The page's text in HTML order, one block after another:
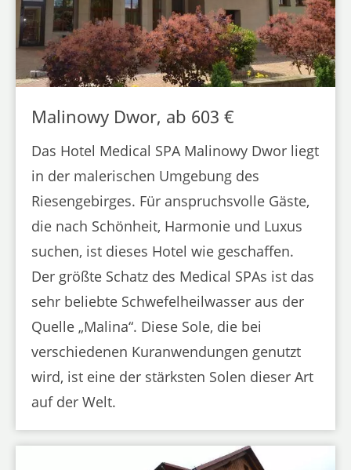
Malinowy Dwor, ab 603 €
Das Hotel Medical SPA Malinowy Dwor liegt
in der malerischen Umgebung des
Riesengebirges. Für anspruchsvolle Gäste,
die nach Schönheit, Harmonie und Luxus
suchen, ist dieses Hotel wie geschaffen.
Der größte Schatz des Medical SPAs ist das
sehr beliebte Schwefelheilwasser aus der
Quelle „Malina“. Diese Sole, die bei
verschiedenen Kuranwendungen genutzt
wird, ist eine der stärksten Solen dieser Art
auf der Welt.